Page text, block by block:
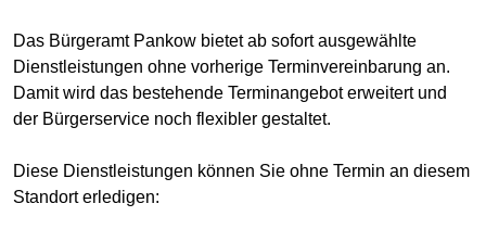
Das Bürgeramt Pankow bietet ab sofort ausgewählte
Dienstleistungen ohne vorherige Terminvereinbarung an.
Damit wird das bestehende Terminangebot erweitert und
der Bürgerservice noch flexibler gestaltet.
Diese Dienstleistungen können Sie ohne Termin an diesem
Standort erledigen: